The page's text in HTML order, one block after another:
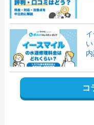
コ